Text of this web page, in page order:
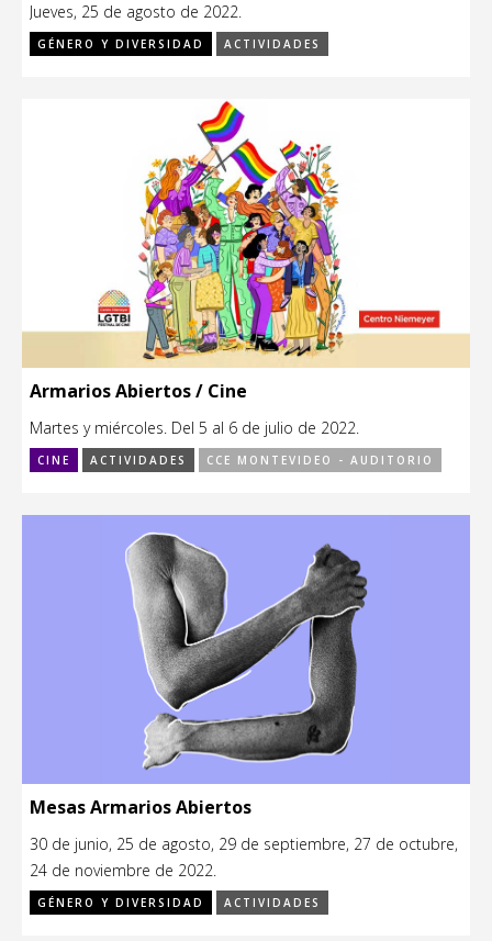
Jueves, 25 de agosto de 2022.
GÉNERO Y DIVERSIDAD ACTIVIDADES
Armarios Abiertos / Cine
Martes y miércoles. Del 5 al 6 de julio de 2022.
CINE ACTIVIDADES CCE MONTEVIDEO - AUDITORIO
Mesas Armarios Abiertos
30 de junio, 25 de agosto, 29 de septiembre, 27 de octubre,
24 de noviembre de 2022.
GÉNERO Y DIVERSIDAD ACTIVIDADES